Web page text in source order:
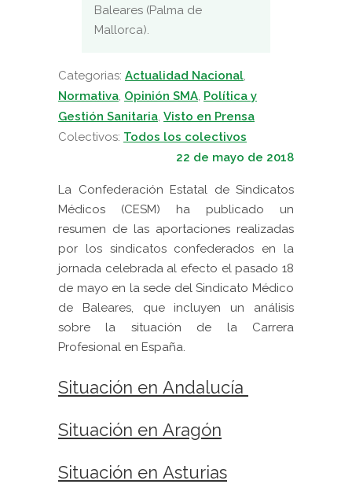
Baleares (Palma de
Mallorca).
Categorias: Actualidad Nacional
Normativa Opinión SMA Política y
Gestión Sanitaria Visto en Prensa
Colectivos: Todos los colectivos
22 de mayo de 2018
La Confederación Estatal de Sindicatos
Médicos (CESM) ha publicado un
resumen de las aportaciones realizadas
por los sindicatos confederados en la
jornada celebrada al efecto el pasado 18
de mayo en la sede del Sindicato Médico
de Baleares, que incluyen un análisis
sobre la situación de la Carrera
Profesional en España.
Situación en Andalucía
Situación en Aragón
Situación en Asturias